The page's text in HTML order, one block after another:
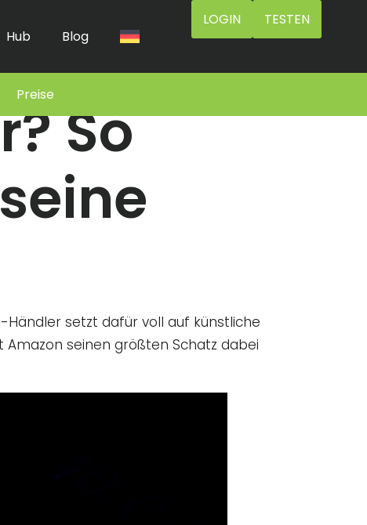
Hub Blog
LOGIN TESTEN
Preise So
setzt dafür voll auf künstliche
Amazon seinen größten Schatz dabei